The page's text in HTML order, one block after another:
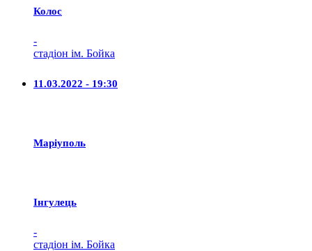
Колос
-
стадіон ім. Бойка
11.03.2022 - 19:30
Маріуполь
Iнгулець
-
стадіон ім. Бойка